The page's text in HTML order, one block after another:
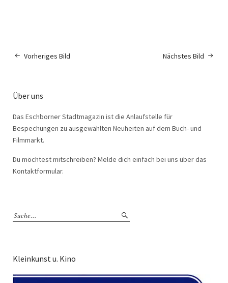
Nächstes Bild
Vorheriges Bild
Über uns
Das Eschborner Stadtmagazin ist die Anlaufstelle für
Bespechungen zu ausgewählten Neuheiten auf dem Buch- und
Filmmarkt.
Du möchtest mitschreiben? Melde dich einfach bei uns über das
Kontaktformular.
Kleinkunst u. Kino